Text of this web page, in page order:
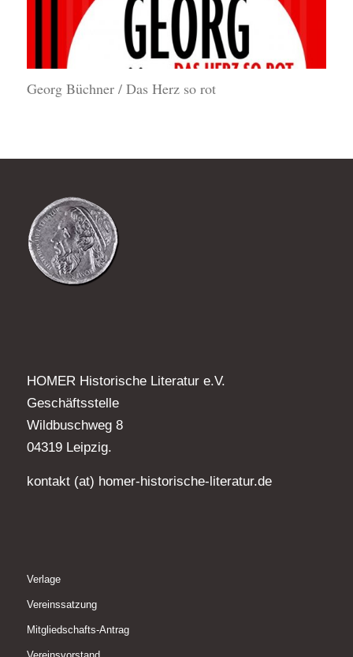
Georg Büchner / Das Herz so rot
HOMER Historische Literatur e.V.
Geschäftsstelle
Wildbuschweg 8
04319 Leipzig.
kontakt (at) homer-historische-literatur.de
Verlage
Vereinssatzung
Mitgliedschafts-Antrag